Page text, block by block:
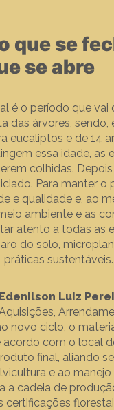
que se
se abre
é o período que vai
das árvores, sendo,
eucaliptos e de 14
essa idade, as
colhidas.
Para manter o
e qualidade e, ao
ambiente e as
atento a todas as
do solo,
práticas sustentáveis.
Edenilson Luiz
novo ciclo, o
acordo com o local
final, aliando
e ao
a cadeia de
certificações